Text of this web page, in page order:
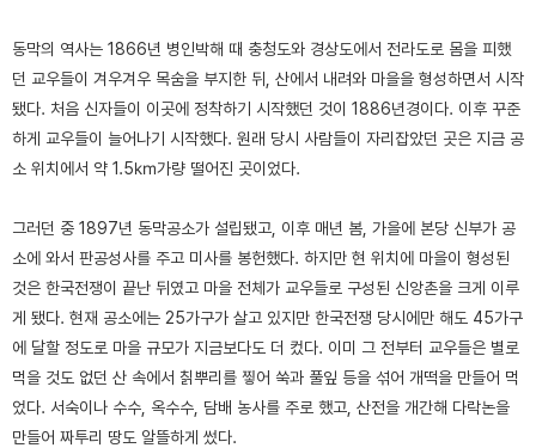
동막의 역사는 1866년 병인박해 때 충청도와 경상도에서 전라도로 몸을 피했
던 교우들이 겨우겨우 목숨을 부지한 뒤, 산에서 내려와 마을을 형성하면서 시작
됐다. 처음 신자들이 이곳에 정착하기 시작했던 것이 1886년경이다. 이후 꾸준
하게 교우들이 늘어나기 시작했다. 원래 당시 사람들이 자리잡았던 곳은 지금 공
소 위치에서 약 1.5㎞가량 떨어진 곳이었다.
그러던 중 1897년 동막공소가 설립됐고, 이후 매년 봄, 가을에 본당 신부가 공
소에 와서 판공성사를 주고 미사를 봉헌했다. 하지만 현 위치에 마을이 형성된
것은 한국전쟁이 끝난 뒤였고 마을 전체가 교우들로 구성된 신앙촌을 크게 이루
게 됐다. 현재 공소에는 25가구가 살고 있지만 한국전쟁 당시에만 해도 45가구
에 달할 정도로 마을 규모가 지금보다도 더 컸다. 이미 그 전부터 교우들은 별로
먹을 것도 없던 산 속에서 칡뿌리를 찧어 쑥과 풀잎 등을 섞어 개떡을 만들어 먹
었다. 서숙이나 수수, 옥수수, 담배 농사를 주로 했고, 산전을 개간해 다락논을
만들어 짜투리 땅도 알뜰하게 썼다.